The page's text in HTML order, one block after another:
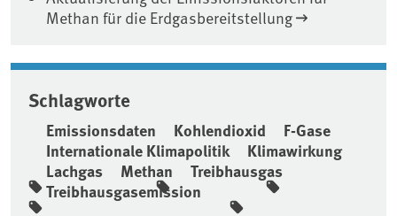
Methan für die Erdgasbereitstellung
Schlagworte
Emissionsdaten Kohlendioxid
F-Gase
Internationale Klimapolitik
Klimawirkung
Lachgas
Methan
Treibhausgas
Treibhausgasemission